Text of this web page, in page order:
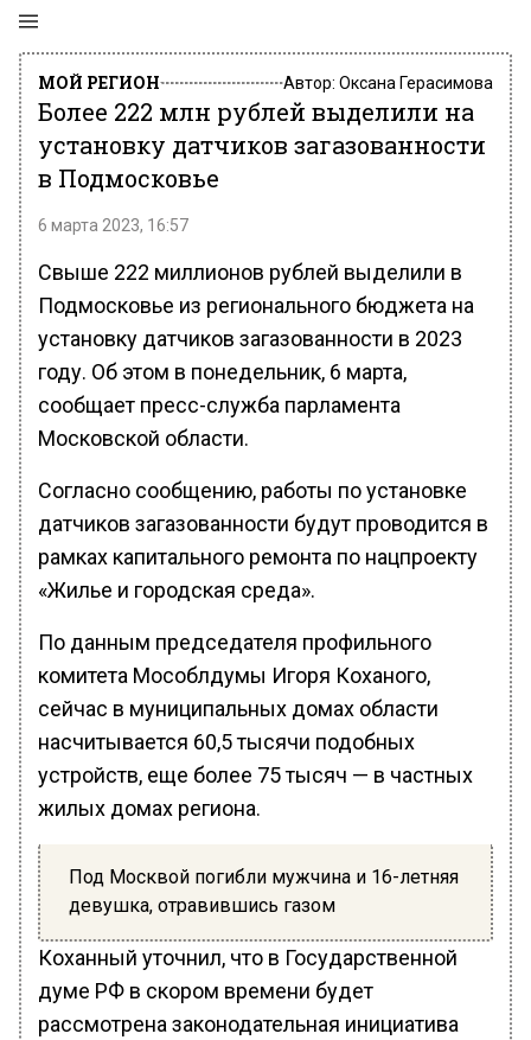
МОЙ РЕГИОН Автор: Оксана Герасимова
Более 222 млн рублей выделили на
установку датчиков загазованности
в Подмосковье
6 марта 2023, 16:57
Свыше 222 миллионов рублей выделили в
Подмосковье из регионального бюджета на
установку датчиков загазованности в 2023
году. Об этом в понедельник, 6 марта,
сообщает пресс-служба парламента
Московской области.
Согласно сообщению, работы по установке
датчиков загазованности будут проводится в
рамках капитального ремонта по нацпроекту
«Жилье и городская среда».
По данным председателя профильного
комитета Мособлдумы Игоря Коханого,
сейчас в муниципальных домах области
насчитывается 60,5 тысячи подобных
устройств, еще более 75 тысяч — в частных
жилых домах региона.
Под Москвой погибли мужчина и 16-летняя
девушка, отравившись газом
Коханный уточнил, что в Государственной
думе РФ в скором времени будет
рассмотрена законодательная инициатива